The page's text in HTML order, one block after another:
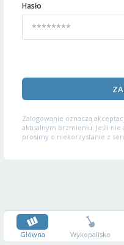
Hasło
Zalogowanie oznacza
aktualnym brzmieniu. Jeśli nie
prosimy o niekorzystanie z
Główna Wykopalisko